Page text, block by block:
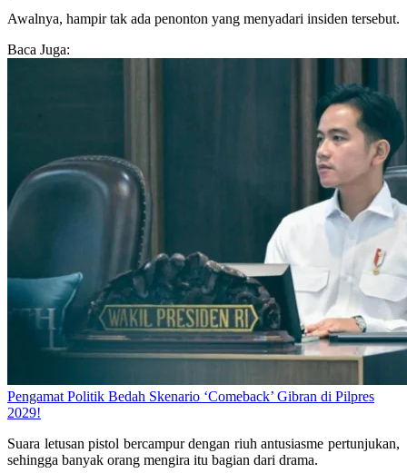
Awalnya, hampir tak ada penonton yang menyadari insiden tersebut.
Baca Juga:
Pengamat Politik Bedah Skenario ‘Comeback’ Gibran di Pilpres
2029!
Suara letusan pistol bercampur dengan riuh antusiasme pertunjukan,
sehingga banyak orang mengira itu bagian dari drama.